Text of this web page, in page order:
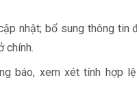
nhật; bổ sung thông
chính.
báo, xem xét tính hợp